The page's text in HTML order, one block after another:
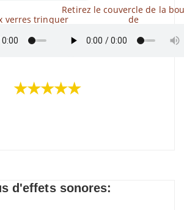
verres trinquer
Retirez le couvercle de la
de
★★★★★
d'effets sonores: